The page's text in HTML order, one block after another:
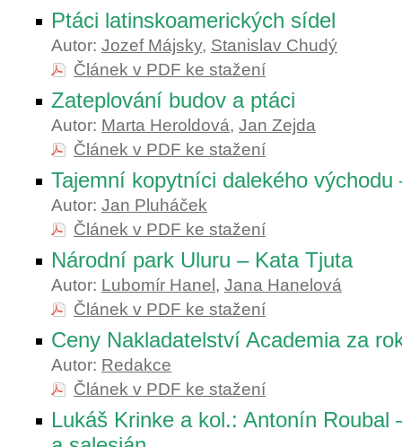
Ptáci latinskoamerických sídel
Autor: Jozef Májsky, Stanislav Chudý
Článek v PDF ke stažení
Zateplování budov a ptáci
Autor: Marta Heroldová, Jan Zejda
Článek v PDF ke stažení
Tajemní kopytníci dalekého východu
Autor: Jan Pluháček
Článek v PDF ke stažení
Národní park Uluru – Kata Tjuta
Autor: Lubomír Hanel , Jana Hanelová
Článek v PDF ke stažení
Ceny Nakladatelství Academia za
Autor: Redakce
Článek v PDF ke stažení
Lukáš Krinke a kol.: Antonín Roubal